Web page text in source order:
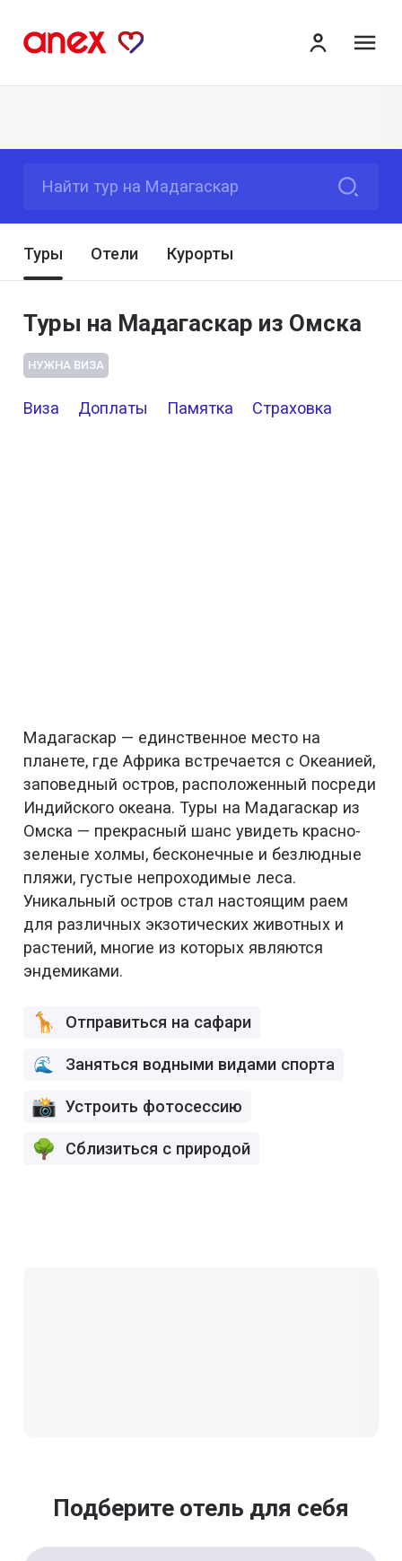
Найти тур на Мадагаскар
Туры Отели Курорты
Туры на Мадагаскар из Омска
НУЖНА ВИЗА
Виза Доплаты Памятка Страховка
Мадагаскар — единственное место на
планете, где Африка встречается с Океанией,
заповедный остров, расположенный посреди
Индийского океана. Туры на Мадагаскар из
Омска — прекрасный шанс увидеть красно-
зеленые холмы, бесконечные и безлюдные
пляжи, густые непроходимые леса.
Уникальный остров стал настоящим раем
для различных экзотических животных и
растений, многие из которых являются
эндемиками.
Отправиться на сафари
Заняться водными видами спорта
Устроить фотосессию
Сблизиться с природой
Подберите отель для себя